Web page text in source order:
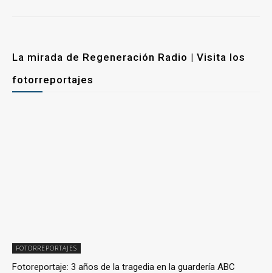
La mirada de Regeneración Radio | Visita los
fotorreportajes
FOTORREPORTAJES
Fotoreportaje: 3 años de la tragedia en la guardería ABC